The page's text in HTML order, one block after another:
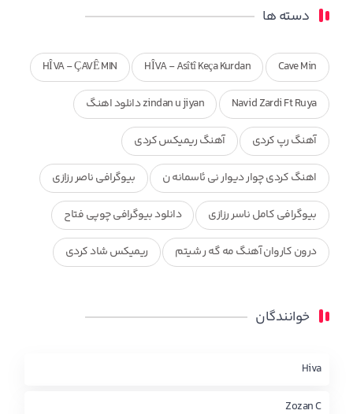
دسته ها
Cave Min
HÎVA - Asîtî Keça Kurdan
HÎVA - ÇAVÊ MIN
Navid Zardi Ft Ruya zindan u jiyan دانلود اهنگ
آهنگ رپ کردی آهنگ ریمیکس کردی
اهنگ کردی چوار دیوار نی ئاسمانه ن بیوگرافی ناصر رزازی
بیوگرافی کامل ناسر رزازی دانلود بیوگرافی چوپی فتاح
درون کاروان آهنگ مه گه ر شیتم ریمیکس شاد کردی
محمد جزا
چاو من
خوانندگان
Hiva
Zozan C